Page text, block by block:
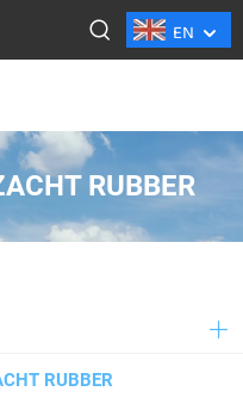
EN
RUBBER
RUBBER